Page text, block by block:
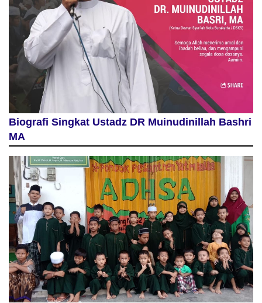
Biografi Singkat Ustadz DR Muinudinillah Bashri
MA